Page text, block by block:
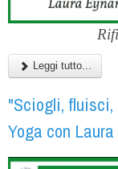
Leggi tutto...
"Sciogli,
Yoga con